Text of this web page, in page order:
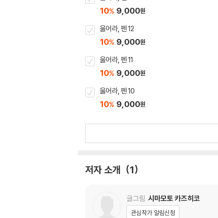
10% 9,000원
울어라, 펜 12
10% 9,000원
울어라, 펜 11
10% 9,000원
울어라, 펜 10
10% 9,000원
저자 소개 1
글그림 시마모토 카즈히코
관심작가 알림신청